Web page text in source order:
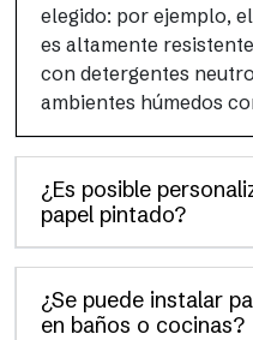
elegido: por ejemplo,
es altamente
con detergentes
ambientes húmedos
¿Es posible
papel pintado?
¿Se puede instalar
en baños o cocinas?